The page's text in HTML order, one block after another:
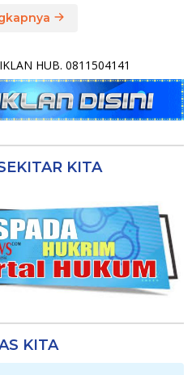
IKLAN HUB. 0811504141
KITA
KITA